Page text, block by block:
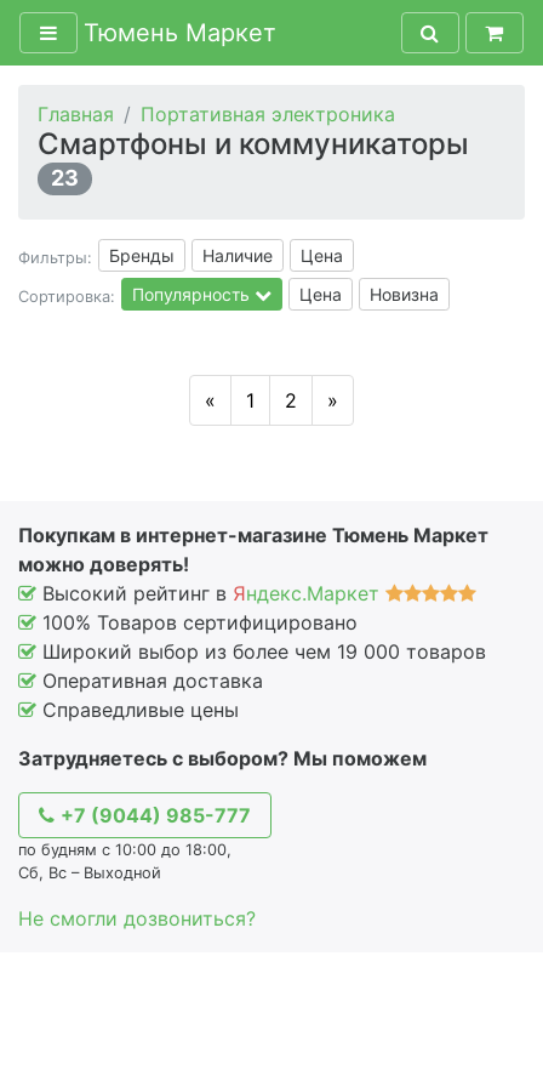
Тюмень Маркет
Главная Портативная электроника
Смартфоны и коммуникаторы
23
Фильтры: Бренды Наличие Цена
Сортировка: Популярность Цена Новизна
« 1 2 »
Покупкам в интернет-магазине Тюмень Маркет
можно доверять!
Высокий рейтинг в Яндекс.Маркет
100% Товаров сертифицировано
Широкий выбор из более чем 19 000 товаров
Оперативная доставка
Справедливые цены
Затрудняетесь с выбором? Мы поможем
+7 (9044) 985-777
по будням с 10:00 до 18:00,
Сб, Вс – Выходной
Не смогли дозвониться?